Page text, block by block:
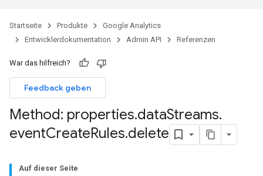
Startseite Produkte
Google Analytics
Entwicklerdokumentation
Admin API Referenzen
War das hilfreich?
Feedback geben
Method: properties.dataStreams.
eventCreateRules.delete
Auf dieser Seite